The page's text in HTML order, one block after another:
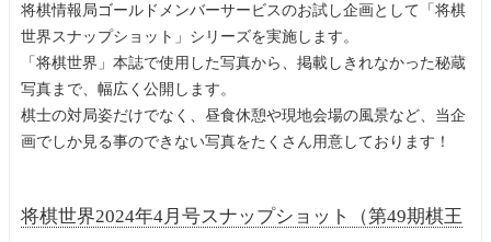
将棋情報局ゴールドメンバーサービスのお試し企画として「将棋
世界スナップショット」シリーズを実施します。
「将棋世界」本誌で使用した写真から、掲載しきれなかった秘蔵
写真まで、幅広く公開します。
棋士の対局姿だけでなく、昼食休憩や現地会場の風景など、当企
画でしか見る事のできない写真をたくさん用意しております！
将棋世界2024年4月号スナップショット（第49期棋王